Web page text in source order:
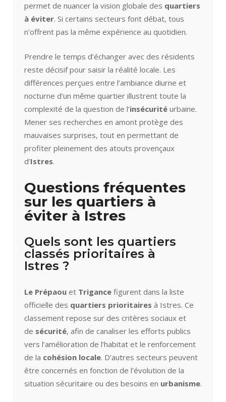
permet de nuancer la vision globale des quartiers
à éviter. Si certains secteurs font débat, tous
n’offrent pas la même expérience au quotidien.
Prendre le temps d’échanger avec des résidents
reste décisif pour saisir la réalité locale. Les
différences perçues entre l’ambiance diurne et
nocturne d’un même quartier illustrent toute la
complexité de la question de l’insécurité urbaine.
Mener ses recherches en amont protège des
mauvaises surprises, tout en permettant de
profiter pleinement des atouts provençaux
d’Istres.
Questions fréquentes
sur les quartiers à
éviter à Istres
Quels sont les quartiers
classés prioritaires à
Istres ?
Le Prépaou et Trigance figurent dans la liste
officielle des quartiers prioritaires à Istres. Ce
classement repose sur des critères sociaux et
de sécurité, afin de canaliser les efforts publics
vers l’amélioration de l’habitat et le renforcement
de la cohésion locale. D’autres secteurs peuvent
être concernés en fonction de l’évolution de la
situation sécuritaire ou des besoins en urbanisme.